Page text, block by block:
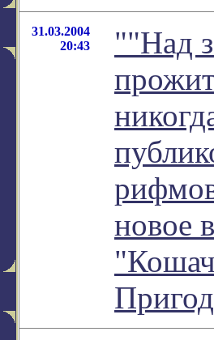
31.03.2004
20:43
""Над
новое